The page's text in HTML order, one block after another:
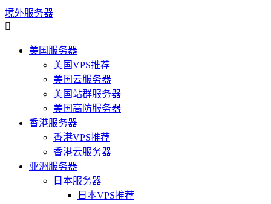
境外服务器

美国服务器
美国VPS推荐
美国云服务器
美国站群服务器
美国高防服务器
香港服务器
香港VPS推荐
香港云服务器
亚洲服务器
日本服务器
日本VPS推荐